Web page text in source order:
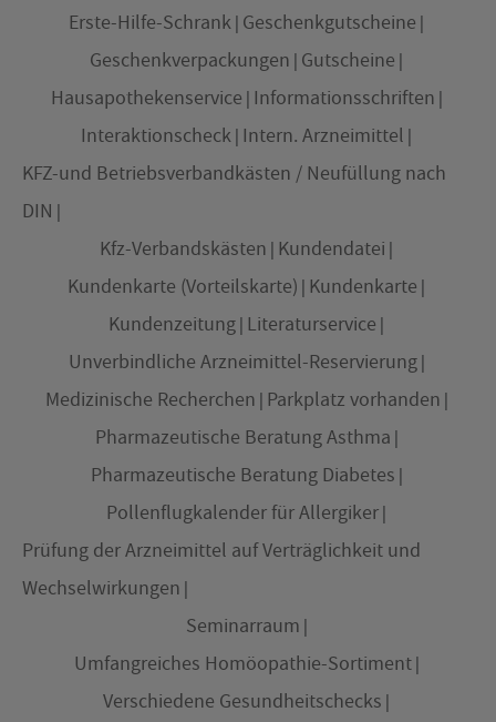
Erste-Hilfe-Schrank Geschenkgutscheine
Geschenkverpackungen Gutscheine
Hausapothekenservice Informationsschriften
Interaktionscheck Intern. Arzneimittel
KFZ-und Betriebsverbandkästen / Neufüllung nach
DIN
Kfz-Verbandskästen Kundendatei
Kundenkarte (Vorteilskarte) Kundenkarte
Kundenzeitung Literaturservice
Unverbindliche Arzneimittel-Reservierung
Medizinische Recherchen Parkplatz vorhanden
Pharmazeutische Beratung Asthma
Pharmazeutische Beratung Diabetes
Pollenflugkalender für Allergiker
Prüfung der Arzneimittel auf Verträglichkeit und
Wechselwirkungen
Seminarraum
Umfangreiches Homöopathie-Sortiment
Verschiedene Gesundheitschecks